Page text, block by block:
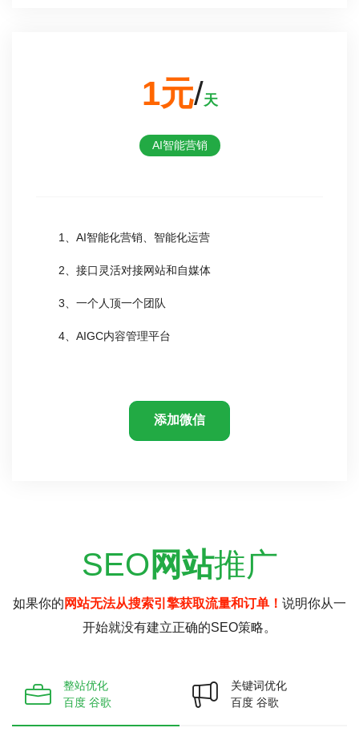
1元/天
AI智能营销
1、AI智能化营销、智能化运营
2、接口灵活对接网站和自媒体
3、一个人顶一个团队
4、AIGC内容管理平台
添加微信
SEO 网站推广
如果你的 网站无法从搜索引擎获取流量和订单！ 说明你从一
开始就没有建立正确的SEO策略。
整站优化
百度 谷歌
关键词优化
百度 谷歌